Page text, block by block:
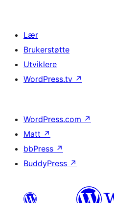
Lær
Brukerstøtte
Utviklere
WordPress.tv ↗
WordPress.com ↗
Matt ↗
bbPress ↗
BuddyPress ↗